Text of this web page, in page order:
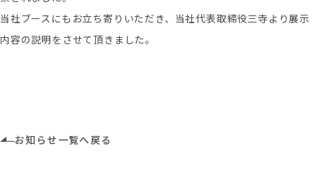
当社ブースにもお立ち寄りいただき、 当社代表取締役三寺より展示
内容の説明をさせて頂きました。
お知らせ一覧へ戻る